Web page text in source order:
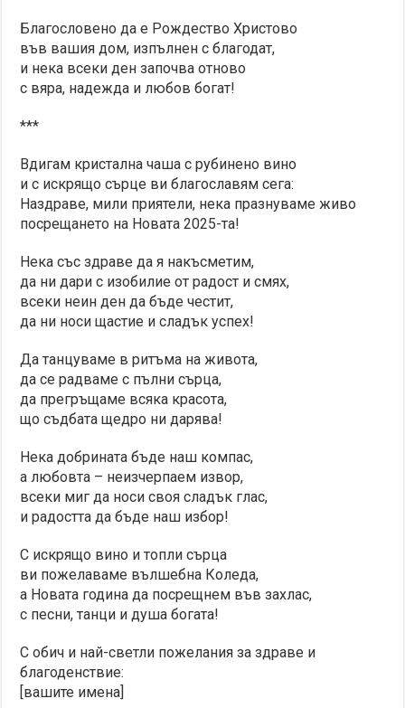
Благословено да е Рождество Христово
във вашия дом, изпълнен с благодат,
и нека всеки ден започва отново
с вяра, надежда и любов богат!
***
Вдигам кристална чаша с рубинено вино
и с искрящо сърце ви благославям сега:
Наздраве, мили приятели, нека празнуваме живо
посрещането на Новата 2025-та!
Нека със здраве да я накъсметим,
да ни дари с изобилие от радост и смях,
всеки неин ден да бъде честит,
да ни носи щастие и сладък успех!
Да танцуваме в ритъма на живота,
да се радваме с пълни сърца,
да прегръщаме всяка красота,
що съдбата щедро ни дарява!
Нека добрината бъде наш компас,
а любовта – неизчерпаем извор,
всеки миг да носи своя сладък глас,
и радостта да бъде наш избор!
С искрящо вино и топли сърца
ви пожелаваме вълшебна Коледа,
а Новата година да посрещнем във захлас,
с песни, танци и душа богата!
С обич и най-светли пожелания за здраве и
благоденствие:
[вашите имена]